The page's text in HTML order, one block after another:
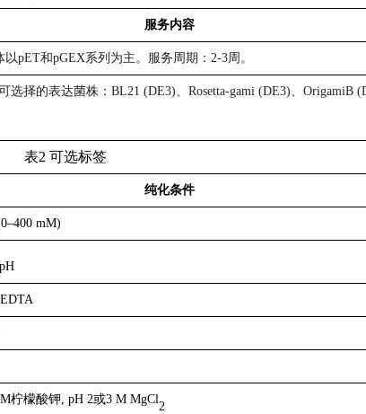
服务内容
pET和pGEX系列为主。 服务周期：2-3周。
择的表达菌株：BL21 (DE3)、Rosetta-gami (DE3)、OrigamiB
表2 可选标签
纯化条件
mM)
柠檬酸钾, pH 2或3 M MgCl
2